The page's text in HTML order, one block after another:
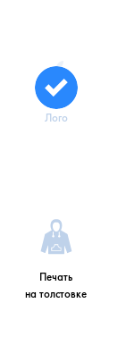
Лого
Печать
на толстовке